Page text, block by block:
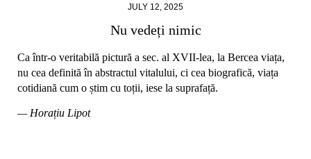
JULY 12, 2025
Nu vedeți nimic
Ca într-o veritabilă pictură a sec. al XVII-lea, la Bercea viața,
nu cea definită în abstractul vitalului, ci cea biografică, viața
cotidiană cum o știm cu toții, iese la suprafață.
— Horațiu Lipot